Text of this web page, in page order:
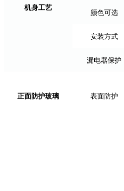
机身工艺
颜色可选
安装方式
漏电器保护
正面防护玻璃 表面防护